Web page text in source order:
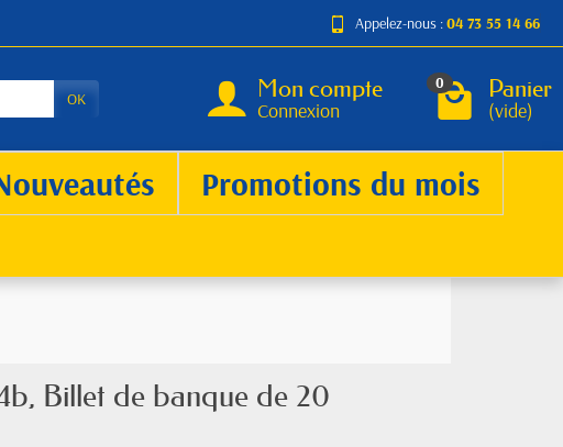
Appelez-nous :04 73 55 14 66
OK Mon compte
Connexion
0 Panier
(vide)
Promotions du mois
Billet de banque de 20